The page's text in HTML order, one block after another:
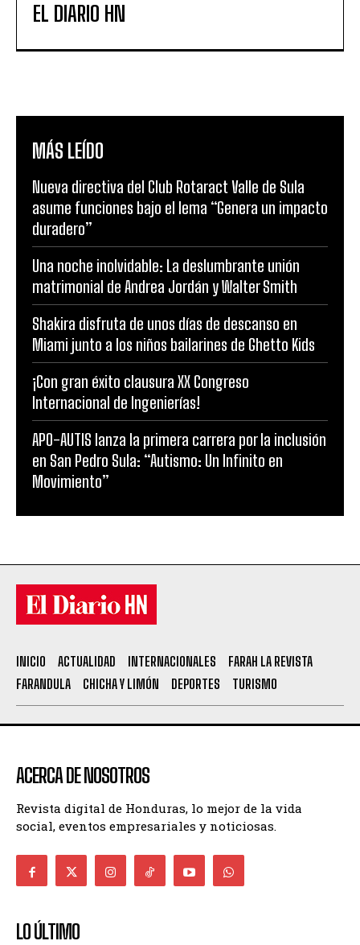
EL DIARIO HN
MÁS LEÍDO
Nueva directiva del Club Rotaract Valle de Sula
asume funciones bajo el lema “Genera un impacto
duradero”
Una noche inolvidable: La deslumbrante unión
matrimonial de Andrea Jordán y Walter Smith
Shakira disfruta de unos días de descanso en
Miami junto a los niños bailarines de Ghetto Kids
¡Con gran éxito clausura XX Congreso
Internacional de Ingenierías!
APO-AUTIS lanza la primera carrera por la inclusión
en San Pedro Sula: “Autismo: Un Infinito en
Movimiento”
INICIO ACTUALIDAD INTERNACIONALES
FARAH LA REVISTA
FARANDULA
CHICHA Y LIMÓN DEPORTES TURISMO
ACERCA DE NOSOTROS
Revista digital de Honduras, lo mejor de la vida
social, eventos empresariales y noticiosas.
LO ÚLTIMO